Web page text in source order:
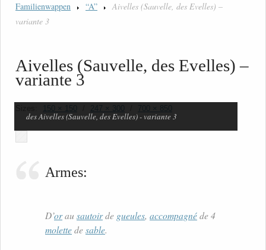
Familienwappen
“A”
Aivelles (Sauvelle, des Evelles) –
variante 3
Aivelles (Sauvelle, des Evelles) –
variante 3
150 × 150 247 × 300 700 × 850
des Aivelles (Sauvelle, des Evelles) - variante 3
Armes:
D’orau sautoirde gueules, accompagnéde 4
molettedesable.